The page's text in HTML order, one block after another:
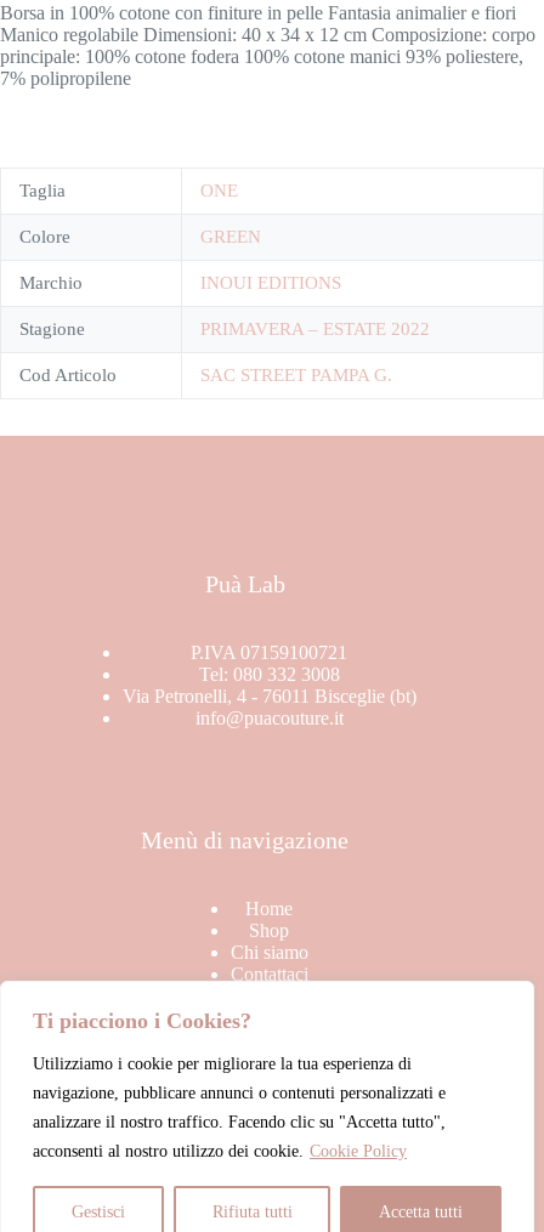
Ti piacciono i Cookies?
Utilizziamo i cookie per migliorare la tua esperienza di
navigazione, pubblicare annunci o contenuti personalizzati e
analizzare il nostro traffico. Facendo clic su "Accetta tutto",
acconsenti al nostro utilizzo dei cookie. Cookie Policy
Gestisci Rifiuta tutti Accetta tutti
Borsa in 100% cotone con finiture in pelle Fantasia animalier e fiori
Manico regolabile Dimensioni: 40 x 34 x 12 cm Composizione: corpo
principale: 100% cotone fodera 100% cotone manici 93% poliestere,
7% polipropilene
Taglia ONE
Colore GREEN
Marchio INOUI EDITIONS
Stagione PRIMAVERA – ESTATE 2022
Cod Articolo SAC STREET PAMPA G.
Puà Lab
P.IVA 07159100721
Tel: 080 332 3008
Via Petronelli, 4 - 76011 Bisceglie (bt)
info@puacouture.it
Menù di navigazione
Home
Shop
Chi siamo
Contattaci
Link Utili
Termini & Condizioni di vendita
Privacy Policy
Cookie Policy